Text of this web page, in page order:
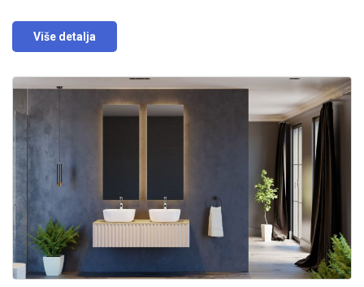
Više detalja